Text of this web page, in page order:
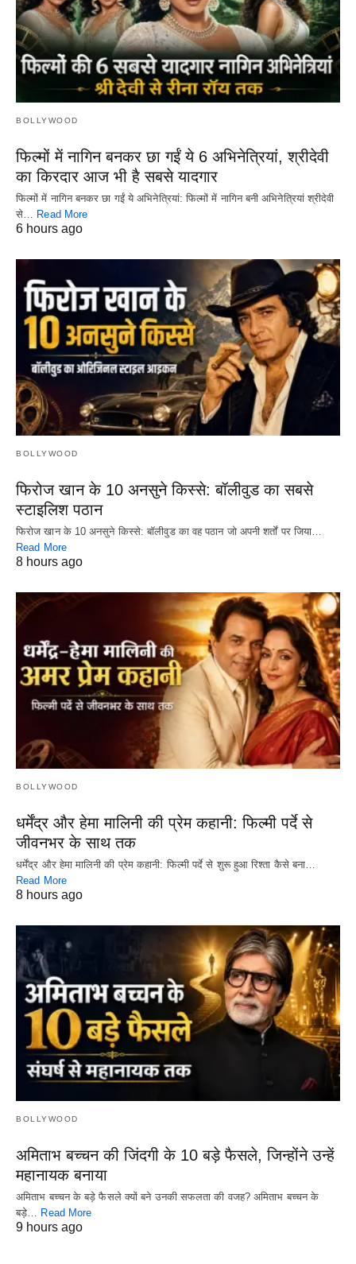
BOLLYWOOD
फिल्मों में नागिन बनकर छा गईं ये 6 अभिनेत्रियां, श्रीदेवी
का किरदार आज भी है सबसे यादगार
फिल्मों में नागिन बनकर छा गईं ये अभिनेत्रियां: फिल्मों में नागिन बनी अभिनेत्रियां श्रीदेवी
से… Read More
6 hours ago
BOLLYWOOD
फिरोज खान के 10 अनसुने किस्से: बॉलीवुड का सबसे
स्टाइलिश पठान
फिरोज खान के 10 अनसुने किस्से: बॉलीवुड का वह पठान जो अपनी शर्तों पर जिया…
Read More
8 hours ago
BOLLYWOOD
धर्मेंद्र और हेमा मालिनी की प्रेम कहानी: फिल्मी पर्दे से
जीवनभर के साथ तक
धर्मेंद्र और हेमा मालिनी की प्रेम कहानी: फिल्मी पर्दे से शुरू हुआ रिश्ता कैसे बना…
Read More
8 hours ago
BOLLYWOOD
अमिताभ बच्चन की जिंदगी के 10 बड़े फैसले, जिन्होंने उन्हें
महानायक बनाया
अमिताभ बच्चन के बड़े फैसले क्यों बने उनकी सफलता की वजह? अमिताभ बच्चन के
बड़े… Read More
9 hours ago